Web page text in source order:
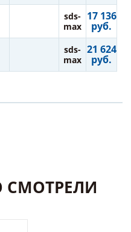
sds-
max
17 136
руб.
sds-
max
21 624
руб.
СМОТРЕЛИ